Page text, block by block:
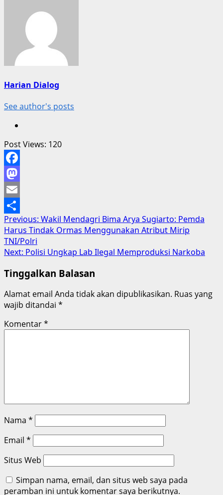
Harian Dialog
See author's posts
Post Views: 120
Facebook
Mastodon
Email
Share
Post
navigation
Previous: Wakil Mendagri Bima Arya Sugiarto: Pemda
Harus Tindak Ormas Menggunakan Atribut Mirip
TNI/Polri
Next: Polisi Ungkap Lab Ilegal Memproduksi Narkoba
Tinggalkan Balasan
Alamat email Anda tidak akan dipublikasikan. Ruas yang
wajib ditandai *
Komentar*
Nama *
Email *
Situs Web
Simpan nama, email, dan situs web saya pada
peramban ini untuk komentar saya berikutnya.